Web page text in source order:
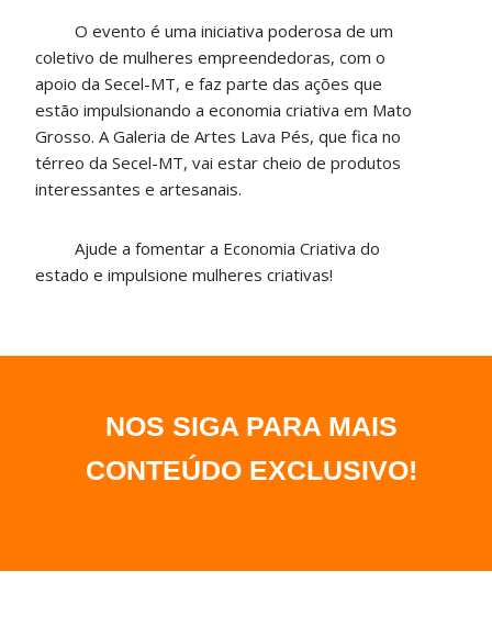
O evento é uma iniciativa poderosa de um
coletivo de mulheres empreendedoras, com o
apoio da Secel-MT, e faz parte das ações que
estão impulsionando a economia criativa em Mato
Grosso. A Galeria de Artes Lava Pés, que fica no
térreo da Secel-MT, vai estar cheio de produtos
interessantes e artesanais.
Ajude a fomentar a Economia Criativa do
estado e impulsione mulheres criativas!
NOS SIGA PARA MAIS
CONTEÚDO EXCLUSIVO!